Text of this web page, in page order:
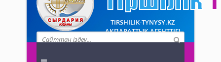
TIRSHILIK-TYNYSY.KZ
АҚПАРАТТЫҚ АГЕНТТІГІ